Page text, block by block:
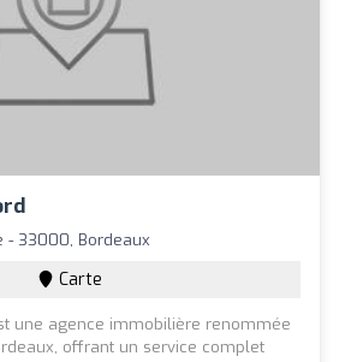
- 33000, Bordeaux
Carte
une agence immobilière renommée
offrant un service complet